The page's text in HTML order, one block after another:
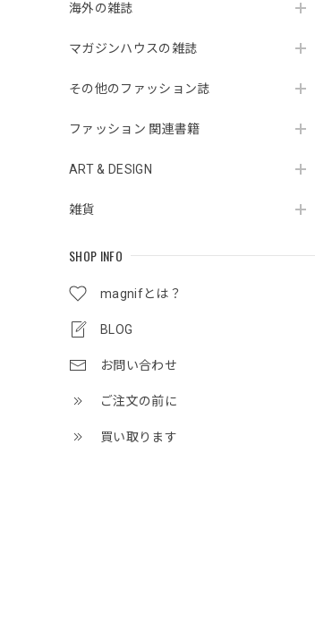
海外の雑誌
マガジンハウスの雑誌
その他のファッション誌
ファッション 関連書籍
ART & DESIGN
雑貨
SHOP INFO
magnifとは？
BLOG
お問い合わせ
ご注文の前に
買い取ります